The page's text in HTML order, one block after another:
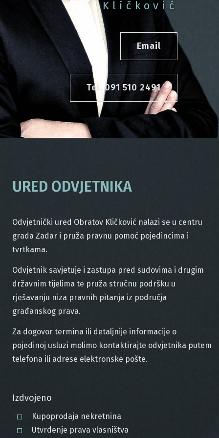
Kličković
Email
Tel. 091 510 2491
URED ODVJETNIKA
Odvjetnički ured Obratov Kličković nalazi se u centru
grada Zadar i pruža pravnu pomoć pojedincima i
tvrtkama.
Odvjetnik savjetuje i zastupa pred sudovima i drugim
državnim tijelima te pruža stručnu podršku u
rješavanju niza pravnih pitanja iz područja
građanskog prava.
Za dogovor termina ili detaljnije informacije o
pojedinoj usluzi molimo kontaktirajte odvjetnika putem
telefona ili adrese elektronske pošte.
Izdvojeno
Kupoprodaja nekretnina
Utvrđenje prava vlasništva